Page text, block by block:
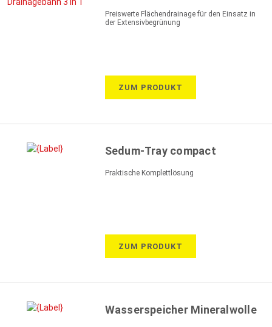
Preiswerte Flächendrainage für den Einsatz in
der Extensivbegrünung
ZUM PRODUKT
Sedum-Tray compact
Praktische Komplettlösung
ZUM PRODUKT
Wasserspeicher Mineralwolle